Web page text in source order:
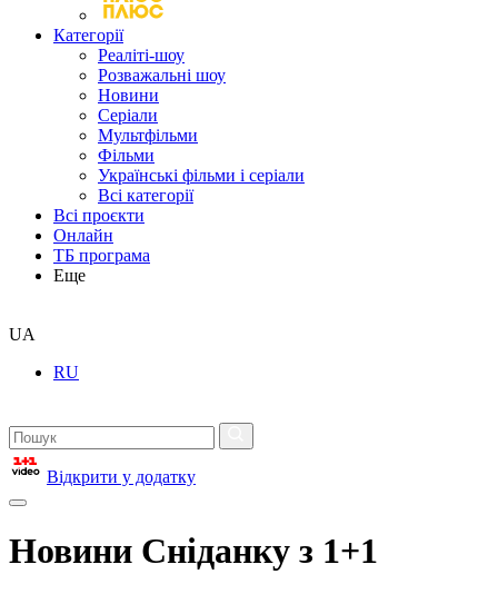
Категорії
Реаліті-шоу
Розважальні шоу
Новини
Серіали
Мультфільми
Фільми
Українські фільми і серіали
Всі категорії
Всі проєкти
Онлайн
ТБ програма
Еще
UA
RU
Відкрити у додатку
Новини Сніданку з 1+1